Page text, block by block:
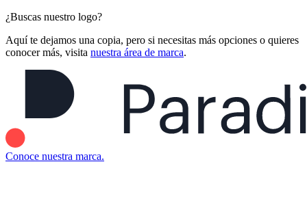
¿Buscas nuestro logo?
Aquí te dejamos una copia, pero si necesitas más opciones o quieres
conocer más, visita nuestra área de marca.
Conoce nuestra marca.